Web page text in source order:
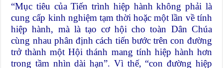
“Mục tiêu của Tiến trình hiệp hành không phải là
cung cấp kinh nghiệm tạm thời hoặc một lần về tính
hiệp hành, mà là tạo cơ hội cho toàn Dân Chúa
cùng nhau phân định cách tiến bước trên con đường
trở thành một Hội thánh mang tính hiệp hành hơn
trong tầm nhìn dài hạn”. Vì thế, “con đường hiệp